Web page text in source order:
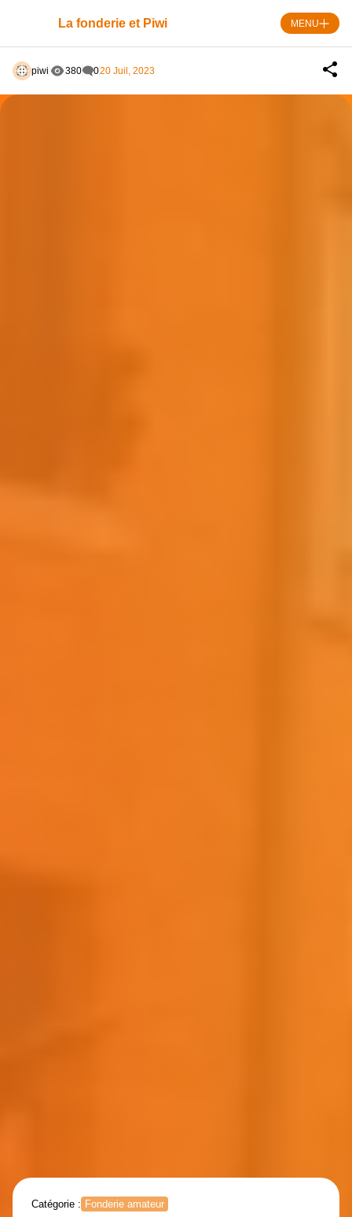
La fonderie et Piwi MENU
piwi 380 020 Juil, 2023
Catégorie : Fonderie amateur